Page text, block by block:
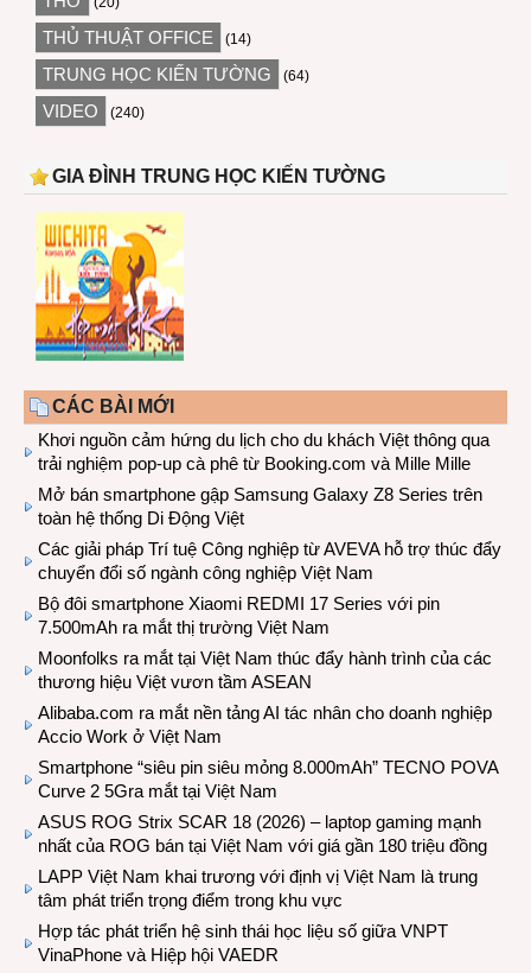
THỦ THUẬT OFFICE (14)
TRUNG HỌC KIẾN TƯỜNG (64)
VIDEO (240)
GIA ĐÌNH TRUNG HỌC KIẾN TƯỜNG
CÁC BÀI MỚI
Khơi nguồn cảm hứng du lịch cho du khách Việt thông qua
trải nghiệm pop-up cà phê từ Booking.com và Mille Mille
Mở bán smartphone gập Samsung Galaxy Z8 Series trên
toàn hệ thống Di Động Việt
Các giải pháp Trí tuệ Công nghiệp từ AVEVA hỗ trợ thúc đẩy
chuyển đổi số ngành công nghiệp Việt Nam
Bộ đôi smartphone Xiaomi REDMI 17 Series với pin
7.500mAh ra mắt thị trường Việt Nam
Moonfolks ra mắt tại Việt Nam thúc đẩy hành trình của các
thương hiệu Việt vươn tầm ASEAN
Alibaba.com ra mắt nền tảng AI tác nhân cho doanh nghiệp
Accio Work ở Việt Nam
Smartphone “siêu pin siêu mỏng 8.000mAh” TECNO POVA
Curve 2 5Gra mắt tại Việt Nam
ASUS ROG Strix SCAR 18 (2026) – laptop gaming mạnh
nhất của ROG bán tại Việt Nam với giá gần 180 triệu đồng
LAPP Việt Nam khai trương với định vị Việt Nam là trung
tâm phát triển trọng điểm trong khu vực
Hợp tác phát triển hệ sinh thái học liệu số giữa VNPT
VinaPhone và Hiệp hội VAEDR